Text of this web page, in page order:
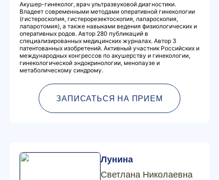
Акушер-гинеколог, врач ультразвуковой диагностики.
Владеет современными методами оперативной гинекологии
(гистероскопия, гистерорезектоскопия, лапароскопия,
лапаротомия), а также навыками ведения физиологических и
оперативных родов. Автор 280 публикаций в
специализированных медицинских журналах. Автор 3
патентованных изобретений. Активный участник Российских и
международных конгрессов по акушерству и гинекологии,
гинекологической эндокринологии, менопаузе и
метаболическому синдрому.
ЗАПИСАТЬСЯ НА ПРИЕМ
Лунина
Светлана Николаевна